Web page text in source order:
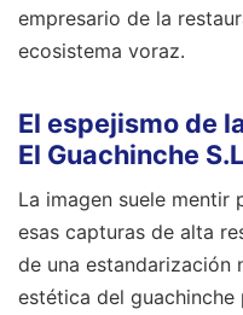
empresario de la
ecosistema voraz.
El espejismo de
El Guachinche
La imagen suele mentir
esas capturas de alta
de una estandarización
estética del